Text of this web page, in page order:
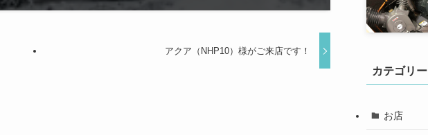
アクア（NHP10）様がご来店です！
カテゴリー
お店